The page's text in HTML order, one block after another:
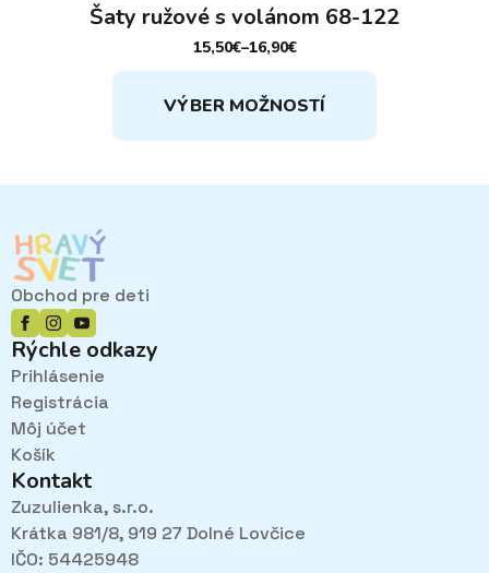
Šaty ružové s volánom 68-122
15,50€–16,90€
PRICE
RANGE:
THROUGH
VÝBER MOŽNOSTÍ
Tento
produkt
má
variantov.
vybrať
stránke
Obchod pre deti
Rýchle odkazy
Prihlásenie
Registrácia
Môj účet
Košík
Kontakt
Zuzulienka, s.r.o.
Krátka 981/8, 919 27 Dolné Lovčice
IČO: 54425948